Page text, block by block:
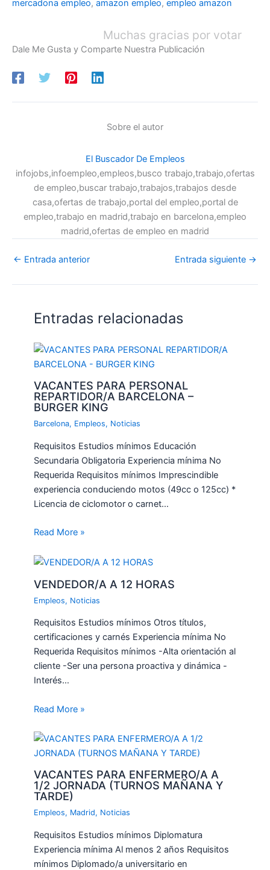
mercadona empleo, amazon empleo, empleo amazon
Muchas gracias por votar
Dale Me Gusta y Comparte Nuestra Publicación
Sobre el autor
El Buscador De Empleos
infojobs,infoempleo,empleos,busco trabajo,trabajo,ofertas
de empleo,buscar trabajo,trabajos,trabajos desde
casa,ofertas de trabajo,portal del empleo,portal de
empleo,trabajo en madrid,trabajo en barcelona,empleo
madrid,ofertas de empleo en madrid
← Entrada anterior Entrada siguiente →
Entradas relacionadas
VACANTES PARA PERSONAL
REPARTIDOR/A BARCELONA –
BURGER KING
Barcelona, Empleos, Noticias
Requisitos Estudios mínimos Educación
Secundaria Obligatoria Experiencia mínima No
Requerida Requisitos mínimos Imprescindible
experiencia conduciendo motos (49cc o 125cc) *
Licencia de ciclomotor o carnet…
Read More »
VENDEDOR/A A 12 HORAS
Empleos, Noticias
Requisitos Estudios mínimos Otros títulos,
certificaciones y carnés Experiencia mínima No
Requerida Requisitos mínimos -Alta orientación al
cliente -Ser una persona proactiva y dinámica -
Interés…
Read More »
VACANTES PARA ENFERMERO/A A
1/2 JORNADA (TURNOS MAÑANA Y
TARDE)
Empleos, Madrid, Noticias
Requisitos Estudios mínimos Diplomatura
Experiencia mínima Al menos 2 años Requisitos
mínimos Diplomado/a universitario en